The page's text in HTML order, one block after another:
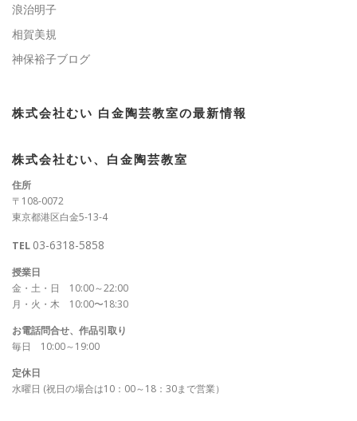
浪治明子
相賀美規
神保裕子ブログ
株式会社むい 白金陶芸教室の最新情報
株式会社むい、白金陶芸教室
住所
〒108-0072
東京都港区白金5-13-4
TEL 03-6318-5858
授業日
金・土・日 10:00～22:00
月・火・木 10:00〜18:30
お電話問合せ、作品引取り
毎日 10:00～19:00
定休日
水曜日 (祝日の場合は10：00～18：30まで営業）